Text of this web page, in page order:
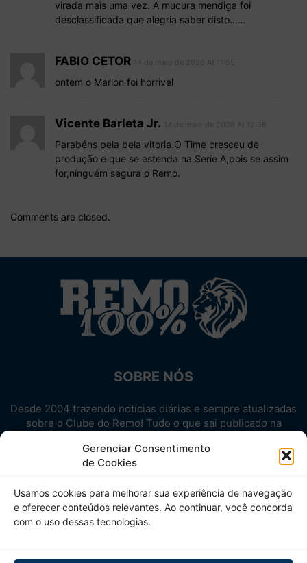
Gerenciar Consentimento
de Cookies
Usamos cookies para melhorar sua experiência de navegação
e oferecer conteúdos relevantes. Ao continuar, você concorda
com o uso dessas tecnologias.
virada mais uma vez. A mucura mendiga foi
desclassificada que alegria saber disto……
FABIO CETOR
ontem o Marlon foi horrivel
Vicente Barleta Jr.
Parabéns pela bela vitoria.O Time cresceu de
produção e que se estenda na Serie A,pois se assim
for,ninguém segura o Remo.
Comments are closed.
SOBRE NÓS
Desde 2004 trazendo notícias diárias e sempre atualizadas
sobre o Clube do Remo! Tudo o que sai publicado na
Aproveite! Site não-oficial.
SIGA-NOS